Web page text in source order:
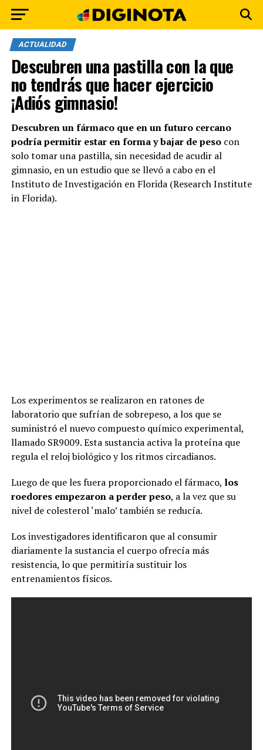
ACTUALIDAD
Descubren una pastilla con la que
no tendrás que hacer ejercicio
¡Adiós gimnasio!
Descubren un fármaco que en un futuro cercano
podría permitir estar en forma y bajar de pesocon
solo tomar una pastilla, sin necesidad de acudir al
gimnasio, en un estudio que se llevó a cabo en el
Instituto de Investigación en Florida (Research Institute
in Florida).
Los experimentos se realizaron en ratones de
laboratorio que sufrían de sobrepeso, a los que se
suministró el nuevo compuesto químico experimental,
llamado SR9009. Esta sustancia activa la proteína que
regula el reloj biológico y los ritmos circadianos.
Luego de que les fuera proporcionado el fármaco, los
roedores empezaron a perder peso, a la vez que su
nivel de colesterol ‘malo’ también se reducía.
Los investigadores identificaron que al consumir
diariamente la sustancia el cuerpo ofrecía más
resistencia, lo que permitiría sustituir los
entrenamientos físicos.